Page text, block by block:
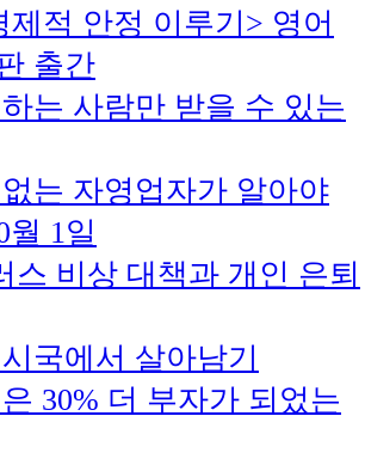
적 안정 이루기> 영어
출간
는 사람만 받을 수 있는
는 자영업자가 알아야
월 1일
스 비상 대책과 개인 은퇴
국에서 살아남기
30% 더 부자가 되었는